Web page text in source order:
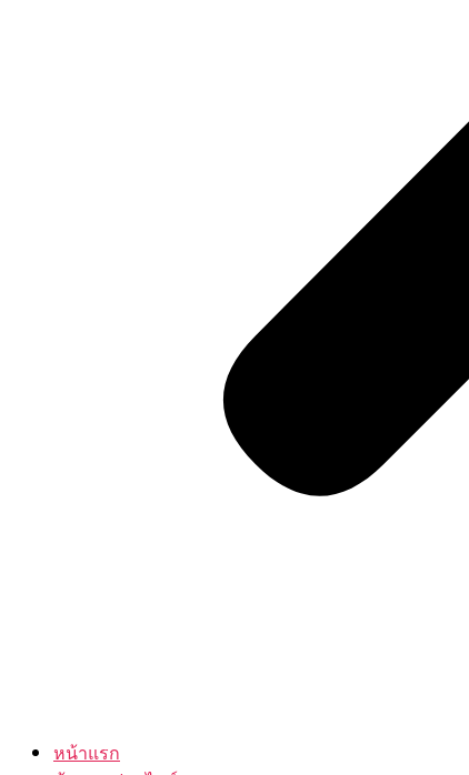
หน้าแรก